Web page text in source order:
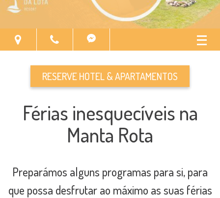
RESERVE HOTEL & APARTAMENTOS
Férias inesquecíveis na
Manta Rota
Preparámos alguns programas para si, para
que possa desfrutar ao máximo as suas férias